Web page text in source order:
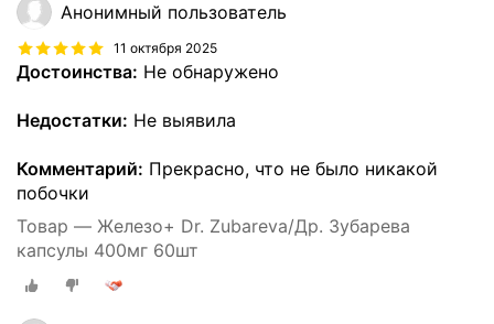
Анонимный пользователь
11 октября 2025
Достоинства: Не обнаружено
Недостатки: Не выявила
Комментарий: Прекрасно, что не было никакой
побочки
Товар — Железо+ Dr. Zubareva/Др. Зубарева
капсулы 400мг 60шт